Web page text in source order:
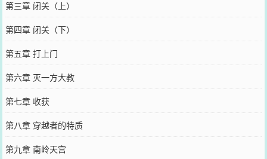
第三章 闭关（上）
第四章 闭关（下）
第五章 打上门
第六章 灭一方大教
第七章 收获
第八章 穿越者的特质
第九章 南岭天宫